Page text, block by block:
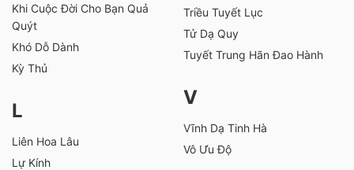
Khi Cuộc Đời Cho Bạn Quả
Quýt
Khó Dỗ Dành
Kỳ Thủ
L
Liên Hoa Lâu
Lự Kính
Triều Tuyết Lục
Tử Dạ Quy
Tuyết Trung Hãn Đao Hành
V
Vĩnh Dạ Tinh Hà
Vô Ưu Độ